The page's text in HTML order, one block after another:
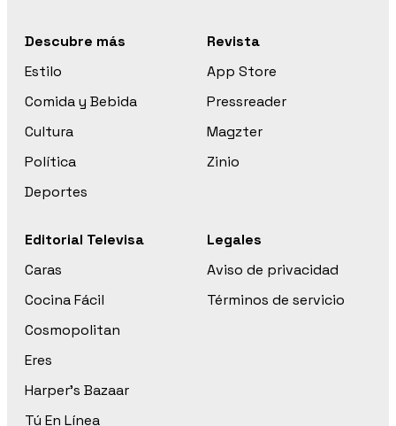
Descubre más
Estilo
Comida y Bebida
Cultura
Política
Deportes
Revista
App Store
Pressreader
Magzter
Zinio
Editorial Televisa
Caras
Cocina Fácil
Cosmopolitan
Eres
Harper’s Bazaar
Tú En Línea
Legales
Aviso de privacidad
Términos de servicio